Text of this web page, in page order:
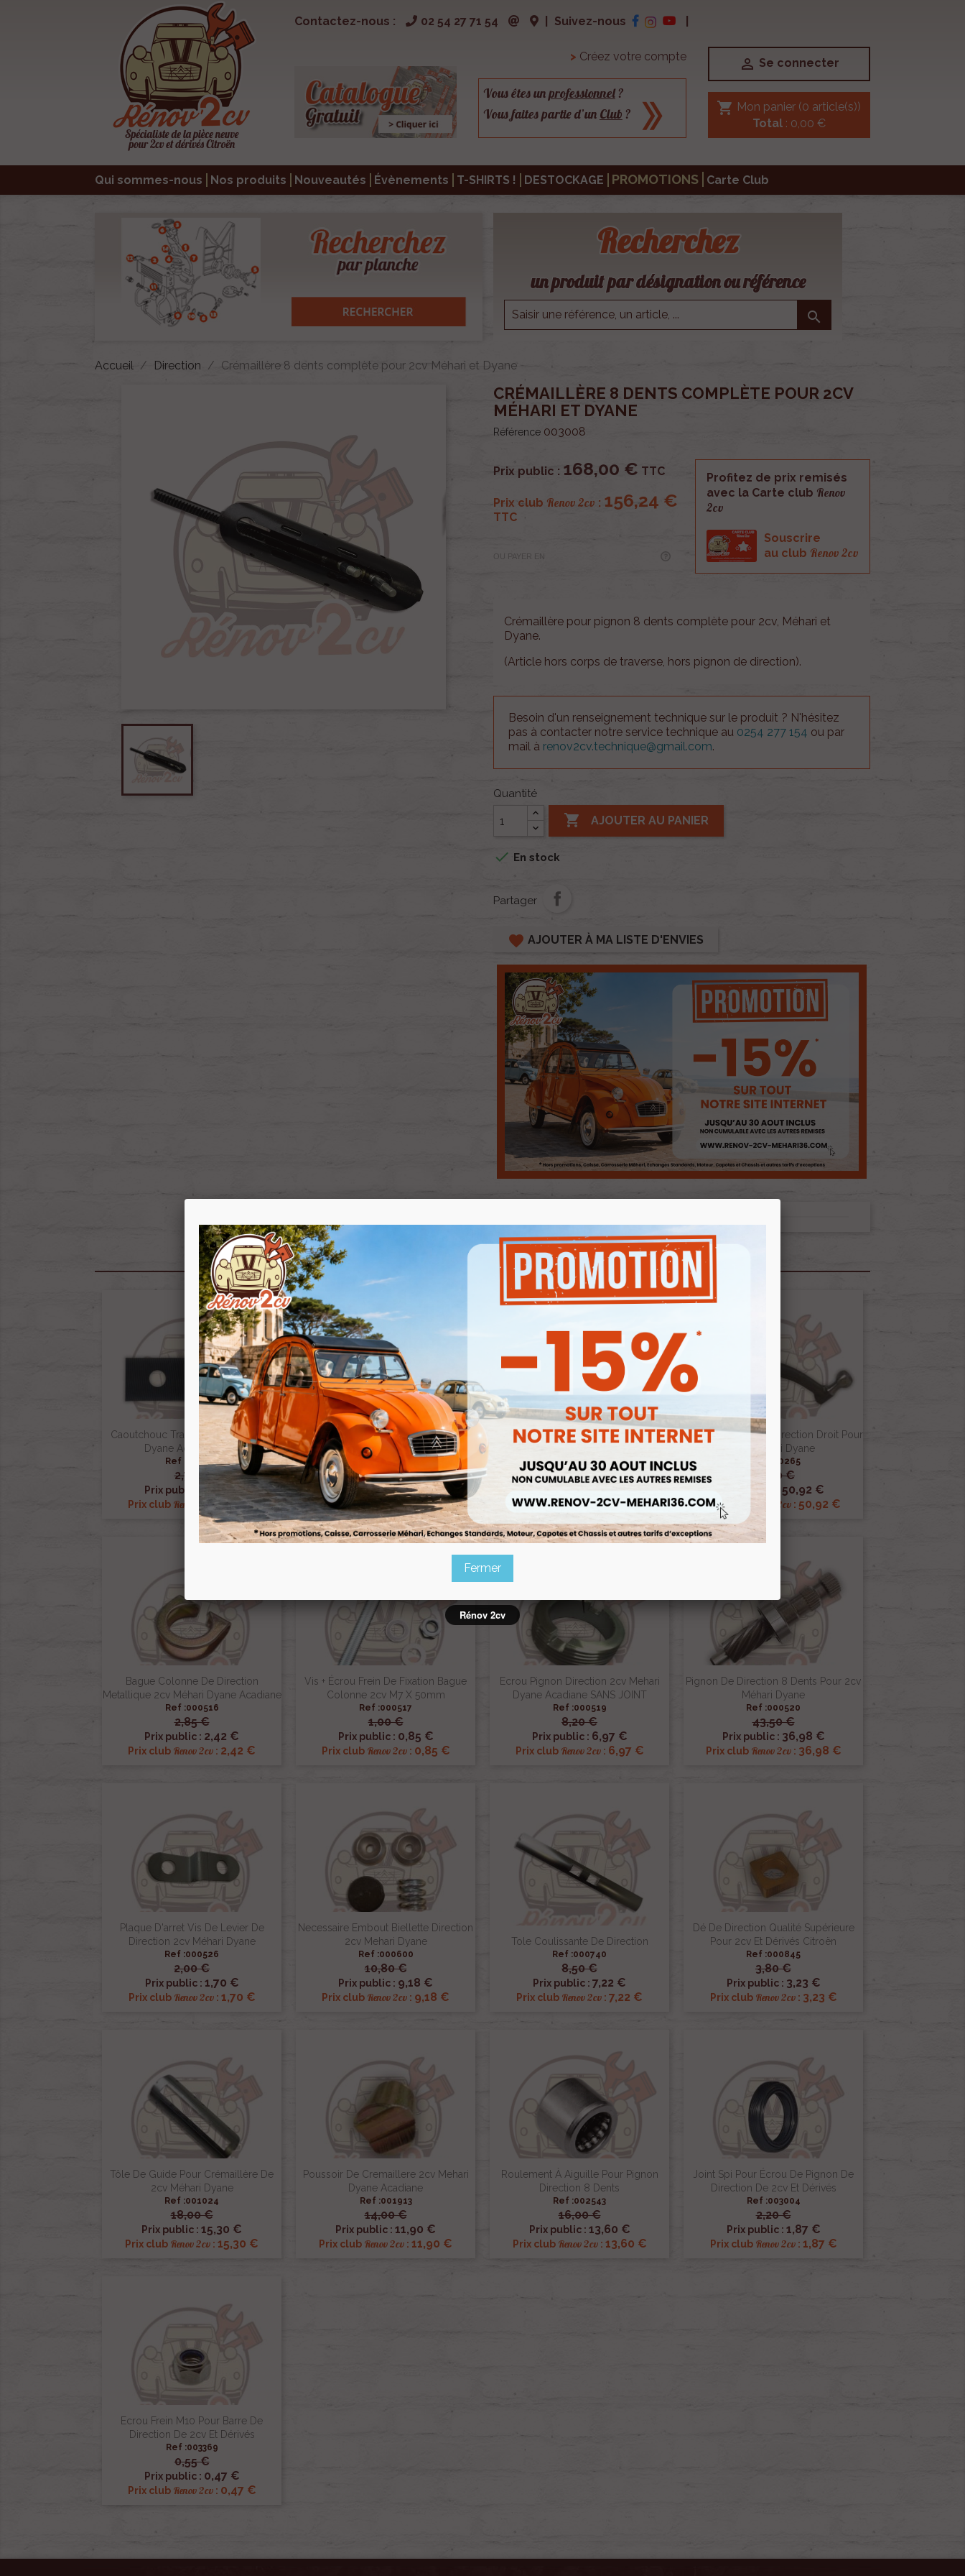
Contactez-nous : 02 54 27 71 54 Suivez-nous
> Créez votre compte
Vous êtes unprofessionnel?
Vous faites partie d’un Club ?
 Se connecter
shopping_cart Mon panier (0 article(s))
Total: 0,00 €
Qui sommes-nous Nos produits Nouveautés Évènements T-SHIRTS ! DESTOCKAGE PROMOTIONS Carte Club
Recherchez
un produit par désignation ou référence

Accueil Direction Crémaillère 8 dents complète pour 2cv Méhari et Dyane
CRÉMAILLÈRE 8 DENTS COMPLÈTE POUR 2CV
MÉHARI ET DYANE
Référence 003008
Prix public : 168,00 € TTC
Prix club Renov 2cv : 156,24 €
TTC
OU PAYER EN
Profitez de prix remisés
avec la Carte club Renov
2cv
Souscrire
au club Renov 2cv
Crémaillère pour pignon 8 dents complète pour 2cv, Méhari et
Dyane.
(Article hors corps de traverse, hors pignon de direction).
Besoin d'un renseignement technique sur le produit ? N'hésitez
pas à contacter notre service technique au 0254 277 154 ou par
mail à renov2cv.technique@gmail.com.
Quantité
 AJOUTER AU PANIER
 En stock
Partager
favorite AJOUTER À MA LISTE D'ENVIES
Produits associés
Caoutchouc Train Avant 2cv Méhari
Dyane Acadiane Ami
Ref :000195
2,70 €
Prix public : 2,30 €
Prix club Renov 2cv:2,30 €
 Aperçu rapide
Soufflet De Rotule De Direction Pour
2cv Méhari Dyane Acadiane
Ref :000263
4,80 €
Prix public :4,08 €
Prix club Renov 2cv:4,08 €
Aperçu rapide
Levier De Pivot De Direction Gauche
Ref :000264
59,90 €
Prix public : 50,92 €
Prix clubRenov 2cv:50,92 €
Aperçu rapide
Levier De Pivot De Direction Droit Pour
2cv Méhari Dyane
Ref :000265
59,90 €
Prix public : 50,92 €
Prix club Renov 2cv : 50,92 €
Aperçu rapide
Bague Colonne De Direction
Metallique 2cv Méhari Dyane Acadiane
Ref :000516
2,85 €
Prix public : 2,42 €
Prix club Renov 2cv : 2,42 €
 Aperçu rapide
Vis + Écrou Frein De Fixation Bague
Colonne 2cv M7 X 50mm
Ref :000517
1,00 €
Prix public : 0,85 €
Prix club Renov 2cv: 0,85 €
 Aperçu rapide
Ecrou Pignon Direction 2cv Mehari
Dyane Acadiane SANS JOINT
Ref :000519
8,20 €
Prix public : 6,97 €
Prix club Renov 2cv: 6,97 €
 Aperçu rapide
Pignon De Direction 8 Dents Pour 2cv
Méhari Dyane
Ref :000520
43,50 €
Prix public : 36,98 €
Prix club Renov 2cv: 36,98 €
 Aperçu rapide
Plaque D'arret Vis De Levier De
Direction 2cv Méhari Dyane
Ref :000526
2,00 €
Prix public : 1,70 €
Prix club Renov 2cv: 1,70 €
 Aperçu rapide
Necessaire Embout Biellette Direction
2cv Mehari Dyane
Ref :000600
10,80 €
Prix public : 9,18 €
Prix club Renov 2cv : 9,18 €
 Aperçu rapide
Tole Coulissante De Direction
Ref :000740
8,50 €
Prix public : 7,22 €
Prix club Renov 2cv : 7,22 €
 Aperçu rapide
Dé De Direction Qualité Supérieure
Pour 2cv Et Dérivés Citroën
Ref :000845
3,80 €
Prix public : 3,23 €
Prix club Renov 2cv: 3,23 €
 Aperçu rapide
Tôle De Guide Pour Crémaillère De
2cv Méhari Dyane
Ref :001024
18,00 €
Prix public : 15,30 €
Prix club Renov 2cv : 15,30 €
 Aperçu rapide
Poussoir De Cremaillere 2cv Mehari
Dyane Acadiane
Ref :001913
14,00 €
Prix public : 11,90 €
Prix club Renov 2cv : 11,90 €
 Aperçu rapide
Roulement À Aiguille Pour Pignon
Direction 8 Dents
Ref :002543
16,00 €
Prix public : 13,60 €
Prix club Renov 2cv: 13,60 €
 Aperçu rapide
Joint Spi Pour Écrou De Pignon De
Direction De 2cv Et Dérivés
Ref :003004
2,20 €
Prix public : 1,87 €
Prix club Renov 2cv: 1,87 €
 Aperçu rapide
Ecrou Frein M10 Pour Barre De
Direction De 2cv Et Dérivés
Ref :003369
0,55 €
Prix public : 0,47 €
Prix club Renov 2cv: 0,47 €
 Aperçu rapide
Fermer
Rénov 2cv